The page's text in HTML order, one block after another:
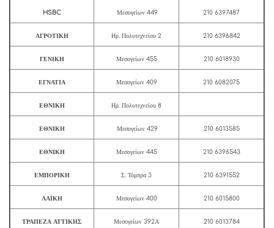
HSBC Μεσογείων 449 210 6397487
ΑΓΡΟΤΙΚΗ Ηρ. Πολυτεχνείου 2 210 6396842
ΓΕΝΙΚΗ Μεσογείων 455 210 6018930
ΕΓΝΑΤΙΑ Μεσογείων 409 210 6082075
ΕΘΝΙΚΗ Ηρ. Πολυτεχνείου 8
ΕΘΝΙΚΗ Μεσογείων 429 210 6013585
ΕΘΝΙΚΗ Μεσογείων 445 210 6396543
ΕΜΠΟΡΙΚΗ Σ. Τόμπρα 3 210 6391552
ΛΑΪΚΗ Μεσογείων 400 210 6015800
ΤΡΑΠΕΖΑ ΑΤΤΙΚΗΣ Μεσογείων 392Α 210 6013784